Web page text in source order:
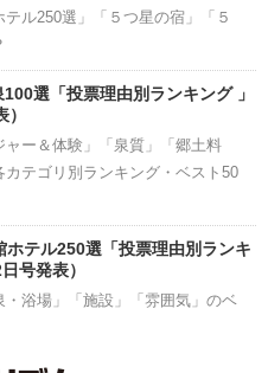
ル250選」「５つ星の宿」「５
選「投票理由別ランキング 」
ャー＆体験」「泉質」「郷土料
テゴリ別ランキング・ベスト50
テル250選「投票理由別ランキ
号発表）
・浴場」「施設」「雰囲気」のベ